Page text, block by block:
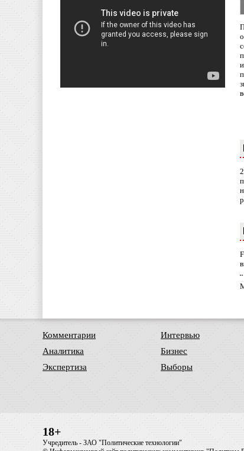
Комментарии
Аналитика
Экспертиза
Интервью
Бизнес
Выборы
18+
Учредитель - ЗАО "Политические технологии"